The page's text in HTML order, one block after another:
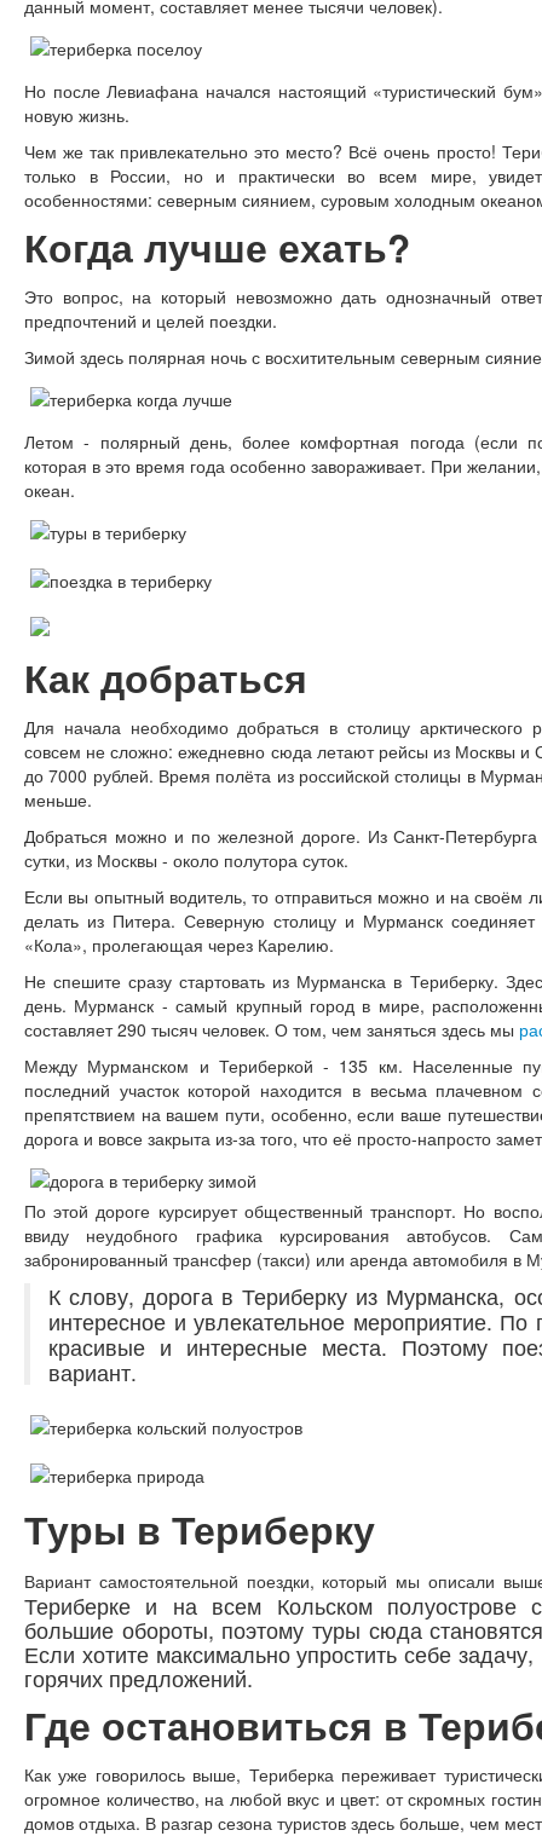
данный момент, составляет менее тысячи человек).
Но после Левиафана начался настоящий «туристический
новую жизнь.
Чем же так привлекательно это место? Всё очень просто!
только в России, но и практически во всем мире,
особенностями: северным сиянием, суровым холодным
Когда лучше ехать?
Это вопрос, на который невозможно дать однозначный
предпочтений и целей поездки.
Зимой здесь полярная ночь с восхитительным северным
Летом - полярный день, более комфортная погода (если
которая в это время года особенно завораживает. При
океан.
Как добраться
Для начала необходимо добраться в столицу
совсем не сложно: ежедневно сюда летают рейсы из Москвы и
до 7000 рублей. Время полёта из российской столицы в
меньше.
Добраться можно и по железной дороге. Из Санкт-
сутки, из Москвы - около полутора суток.
Если вы опытный водитель, то отправиться можно и на своём
делать из Питера. Северную столицу и Мурманск
«Кола», пролегающая через Карелию.
Не спешите сразу стартовать из Мурманска в Териберку.
день. Мурманск - самый крупный город в мире,
составляет 290 тысяч человек. О том, чем заняться здесь мы
Между Мурманском и Териберкой - 135 км. Населенные
последний участок которой находится в весьма плачевном
препятствием на вашем пути, особенно, если ваше
дорога и вовсе закрыта из-за того, что её просто-напросто
По этой дороге курсирует общественный транспорт. Но
ввиду неудобного графика курсирования автобусов.
забронированный трансфер (такси) или аренда автомобиля в
К слову, дорога в Териберку из Мурманска,
интересное и увлекательное мероприятие. По
красивые и интересные места. Поэтому
вариант.
Туры в Териберку
Вариант самостоятельной поездки, который мы описали
Териберке и на всем Кольском полуострове
большие обороты, поэтому туры сюда
Если хотите максимально упростить себе
горячих предложений.
Где остановиться в
Как уже говорилось выше, Териберка переживает
огромное количество, на любой вкус и цвет: от скромных
домов отдыха. В разгар сезона туристов здесь больше, чем